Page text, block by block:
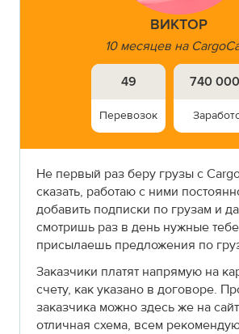
ВИКТОР
10 месяцев на
49
Перевозок
740
Не первый раз беру грузы с
сказать, работаю с ними
добавить подписки по грузам и
смотришь раз в день нужные
присылаешь предложения по
Заказчики платят напрямую на
счету, как указано в договоре.
заказчика можно здесь же на
отличная схема, всем